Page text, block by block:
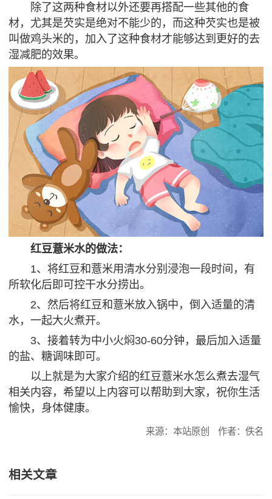
除了这两种食材以外还要再搭配一些其他的食
材，尤其是芡实是绝对不能少的，而这种芡实也是被
叫做鸡头米的，加入了这种食材才能够达到更好的去
湿减肥的效果。
红豆薏米水的做法：
1、将红豆和薏米用清水分别浸泡一段时间，有
所软化后即可控干水分捞出。
2、然后将红豆和薏米放入锅中，倒入适量的清
水，一起大火煮开。
3、接着转为中小火焖30-60分钟，最后加入适量
的盐、糖调味即可。
以上就是为大家介绍的红豆薏米水怎么煮去湿气
相关内容，希望以上内容可以帮助到大家，祝你生活
愉快，身体健康。
来源：本站原创 作者：佚名
相关文章